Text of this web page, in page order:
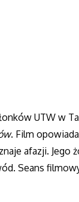
UTW w
. Film
afazji. Jego
Seans